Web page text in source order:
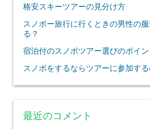
格安スキーツアーの見分け方
スノボー旅行に行くときの男性の
る？
宿泊付のスノボツアー選びのポイン
スノボをするならツアーに参加す
最近のコメント